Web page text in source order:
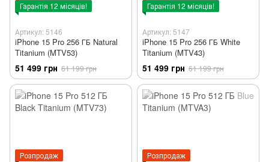
Гарантія 12 місяців!
Артикул: 5146
iPhone 15 Pro 256 ГБ Natural
Titanium (MTV53)
51 499 грн 61 199 грн
Гарантія 12 місяців!
Артикул: 5147
iPhone 15 Pro 256 ГБ White
Titanium (MTV43)
51 499 грн 61 199 грн
Розпродаж
Розпродаж